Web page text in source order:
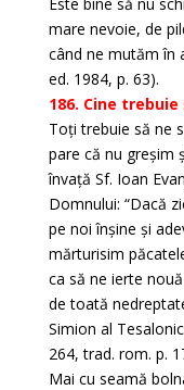
mare nevoie, de
când ne mutăm în
ed. 1984, p. 63).
186. Cine trebuie
Toți trebuie să ne
pare că nu greșim
învață Sf. Ioan
Domnului: “Dacă
pe noi înșine și
mărturisim
ca să ne ierte
de toată
Simion al
264, trad. rom. p.
Mai cu seamă